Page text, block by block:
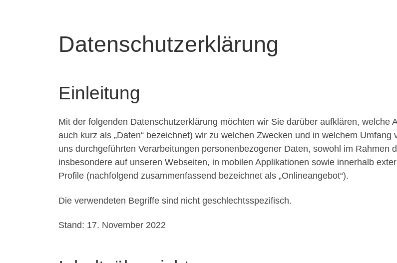
Datenschutzerklärung
Einleitung
Mit der folgenden Datenschutzerklärung möchten wir Sie darüber aufklären, welche
auch kurz als „Daten“ bezeichnet) wir zu welchen Zwecken und in welchem
uns durchgeführten Verarbeitungen personenbezogener Daten, sowohl im Rahmen
insbesondere auf unseren Webseiten, in mobilen Applikationen sowie innerhalb
Profile (nachfolgend zusammenfassend bezeichnet als „Onlineangebot“).
Die verwendeten Begriffe sind nicht geschlechtsspezifisch.
Stand: 17. November 2022